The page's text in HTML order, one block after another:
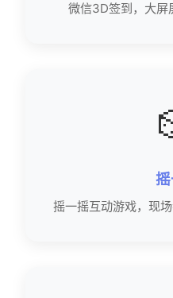
微信3D签到，大屏
摇一摇互动游戏，现